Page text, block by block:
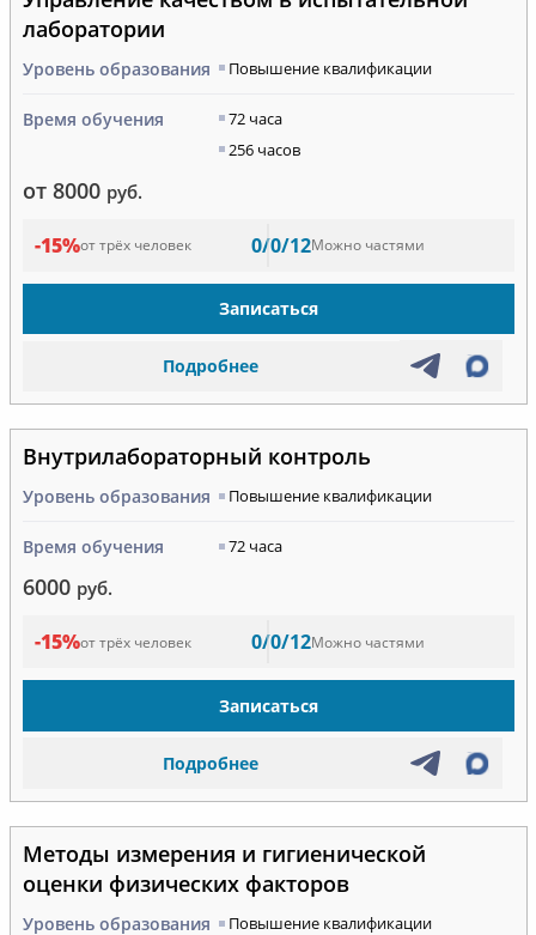
лаборатории
Уровень образования Повышение квалификации
Время обучения
72 часа
256 часов
от 8000 руб.
-15%от трёх человек 0/0/12Можно частями
Записаться
Подробнее
Внутрилабораторный контроль
Уровень образования Повышение квалификации
Время обучения 72 часа
6000 руб.
-15%от трёх человек 0/0/12Можно частями
Записаться
Подробнее
Методы измерения и гигиенической
оценки физических факторов
Уровень образования Повышение квалификации